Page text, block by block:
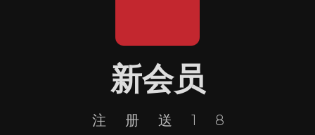
新会员
注册送18